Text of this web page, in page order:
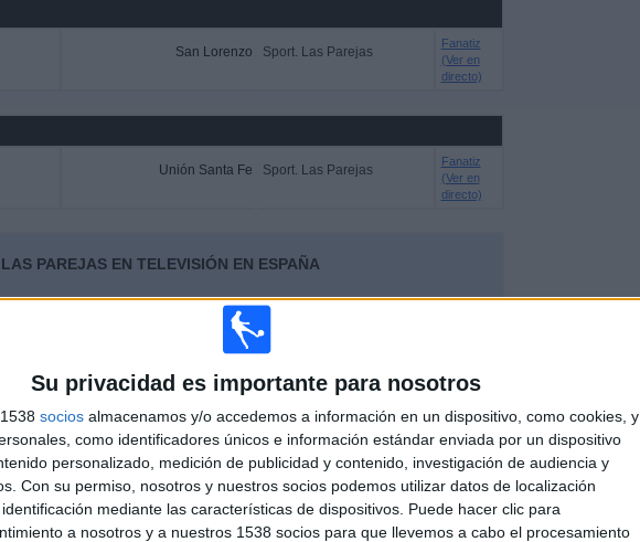
Su privacidad es importante para nosotros
socios almacenamos y/o accedemos a información en un dispositivo, como cookies, y
como identificadores únicos e información estándar enviada por un dispositivo
personalizado, medición de publicidad y contenido, investigación de audiencia y
Con su permiso, nosotros y nuestros socios podemos utilizar datos de localización
mediante las características de dispositivos. Puede hacer clic para
a nosotros y a nuestros 1538 socios para que llevemos a cabo el procesamiento
San Lorenzo Sport. Las Parejas
Fanatiz
(Ver en
directo)
Unión Santa Fe Sport. Las Parejas
Fanatiz
(Ver en
directo)
PAREJAS EN TELEVISIÓN EN ESPAÑA
los datos estadísticos de cuándo y dónde se televisan los partidos de
, podemos dar los siguientes datos: